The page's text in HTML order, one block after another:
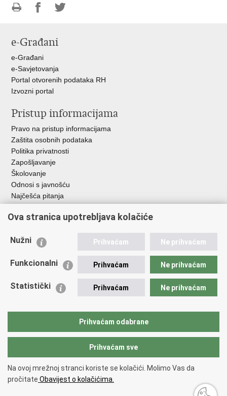
FacebookuTwitteru
e-Građani
e-Građani
e-Savjetovanja
Portal otvorenih podataka RH
Izvozni portal
Pristup informacijama
Pravo na pristup informacijama
Zaštita osobnih podataka
Politika privatnosti
Zapošljavanje
Školovanje
Odnosi s javnošću
Najčešća pitanja
Važne poveznice
EMN Nacionalna kontaktna točka za Republiku Hrvatsku
Policijska akademija
Zaklada policijske solidarnosti
Sindikati
Copyright © 2026 Ravnateljstvo policije.
pristupačnosti.
Ova stranica upotrebljava kolačiće
Nužni Prihvaćam Ne prihvaćam
Funkcionalni Prihvaćam Ne prihvaćam
Statistički Prihvaćam Ne prihvaćam
Prihvaćam odabrane
Prihvaćam sve
Na ovoj mrežnoj stranci koriste se kolačići. Molimo Vas da
pročitate Obavijest o kolačićima.